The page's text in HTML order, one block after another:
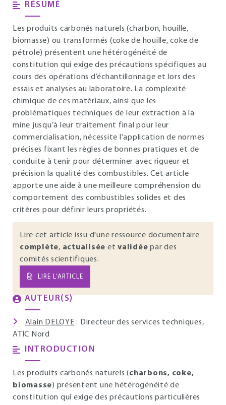
RÉSUMÉ
Les produits carbonés naturels (charbon, houille,
biomasse) ou transformés (coke de houille, coke de
pétrole) présentent une hétérogénéité de
constitution qui exige des précautions spécifiques au
cours des opérations d’échantillonnage et lors des
essais et analyses au laboratoire. La complexité
chimique de ces matériaux, ainsi que les
problématiques techniques de leur extraction à la
mine jusqu’à leur traitement final pour leur
commercialisation, nécessite l’application de normes
précises fixant les règles de bonnes pratiques et de
conduite à tenir pour déterminer avec rigueur et
précision la qualité des combustibles. Cet article
apporte une aide à une meilleure compréhension du
comportement des combustibles solides et des
critères pour définir leurs propriétés.
Lire cet article issu d'une ressource documentaire
complète, actualisée et validée par des
comités scientifiques.
LIRE L’ARTICLE
AUTEUR(S)
Alain DELOYE : Directeur des services techniques,
ATIC Nord
INTRODUCTION
Les produits carbonés naturels (charbons, coke,
biomasse) présentent une hétérogénéité de
constitution qui exige des précautions particulières